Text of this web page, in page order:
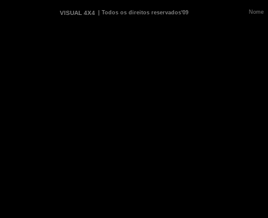
VISUAL 4X4 | Todos os direitos reservados'09